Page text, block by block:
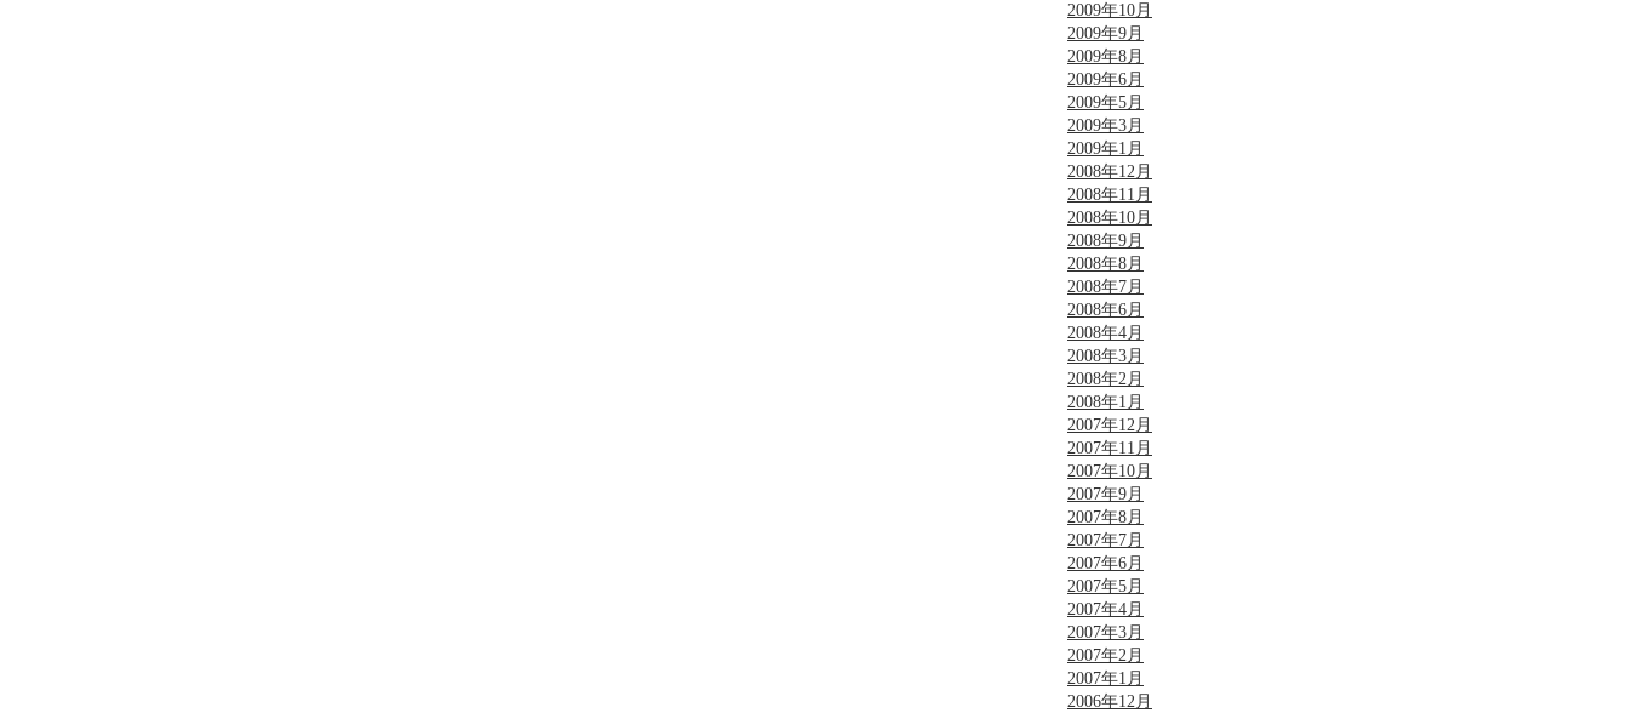
2009年10月
2009年9月
2009年8月
2009年6月
2009年5月
2009年3月
2009年1月
2008年12月
2008年11月
2008年10月
2008年9月
2008年8月
2008年7月
2008年6月
2008年4月
2008年3月
2008年2月
2008年1月
2007年12月
2007年11月
2007年10月
2007年9月
2007年8月
2007年7月
2007年6月
2007年5月
2007年4月
2007年3月
2007年2月
2007年1月
2006年12月